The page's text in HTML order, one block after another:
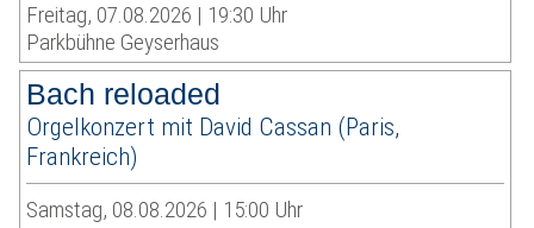
Freitag, 07.08.2026 | 19:30 Uhr
Parkbühne Geyserhaus
Bach reloaded
Orgelkonzert mit David Cassan (Paris,
Frankreich)
Samstag, 08.08.2026 | 15:00 Uhr